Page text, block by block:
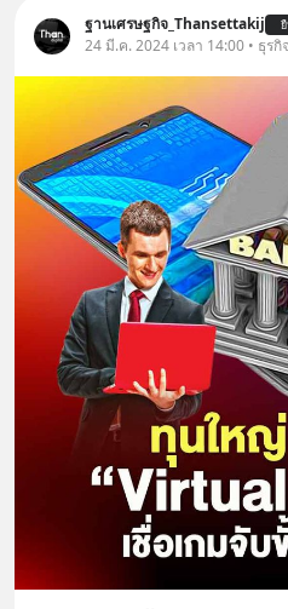
ฐานเศรษฐกิจ_Thansettakij
24 มี.ค. 2024 เวลา 14:00 • ธุรกิจ